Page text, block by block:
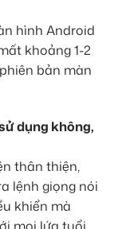
hình Android
khoảng 1-2
bản màn
dụng không,
thân thiện,
lệnh giọng nói
khiển mà